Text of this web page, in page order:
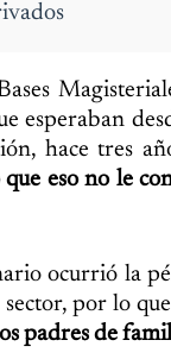
hace tres
eso no le
ocurrió la
por lo
padres de